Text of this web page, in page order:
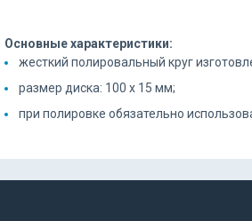
Основные характеристики:
жесткий полировальный круг
размер диска: 100 x 15 мм;
при полировке обязательно